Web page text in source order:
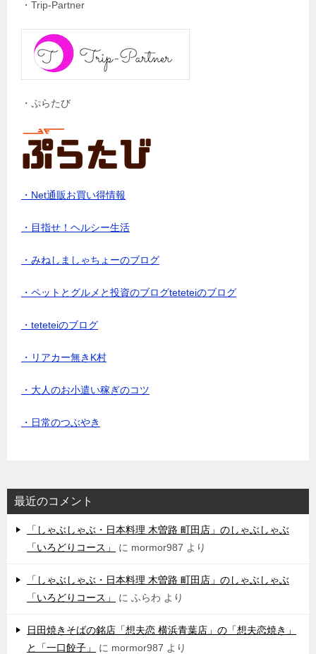
・Trip-Partner
・ぷらたび
・Net通販お買い得情報
・目指せ！ヘルシー生活
・みねしましゃちょーのブログ
・ペットとグルメと投資のブログteteteiのブログ
・teteteiのブログ
・リアカー無きK村
・大人のお小遣い稼ぎのコツ
・日常のつぶやき
最近のコメント
「しゃぶしゃぶ・日本料理 木曽路 町田店」のしゃぶしゃぶ
「いろどりコース」
に mormor987 より
「しゃぶしゃぶ・日本料理 木曽路 町田店」のしゃぶしゃぶ
「いろどりコース」
に ふらわ より
日田焼きそばの銘店「想夫恋 横浜青葉店」の「想夫恋焼き」
と「一口餃子」
に mormor987 より